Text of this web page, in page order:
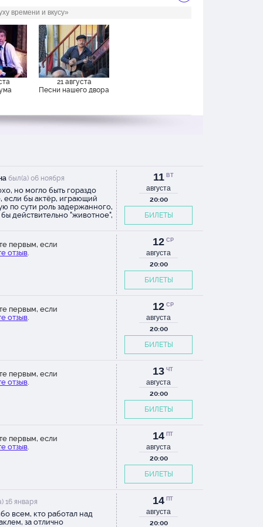
времени и вкусу»
21 августа
Песни нашего двора
был(а) 06 ноября
но могло быть гораздо
если бы актёр, играющий
по сути роль задержанного,
бы действительно "животное",
даже животное, скорее он
Трудно поверить, что
персонаж способен
11 ВТ
августа
20:00
БИЛЕТЫ
первым, если
отзыв.
12 СР
августа
20:00
БИЛЕТЫ
первым, если
отзыв.
12 СР
августа
20:00
БИЛЕТЫ
первым, если
отзыв.
13 ЧТ
августа
20:00
БИЛЕТЫ
первым, если
отзыв.
14 ПТ
августа
20:00
БИЛЕТЫ
16 января
всем, кто работал над
за отлично
14 ПТ
августа
20:00